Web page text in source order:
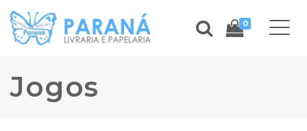
0
Jogos